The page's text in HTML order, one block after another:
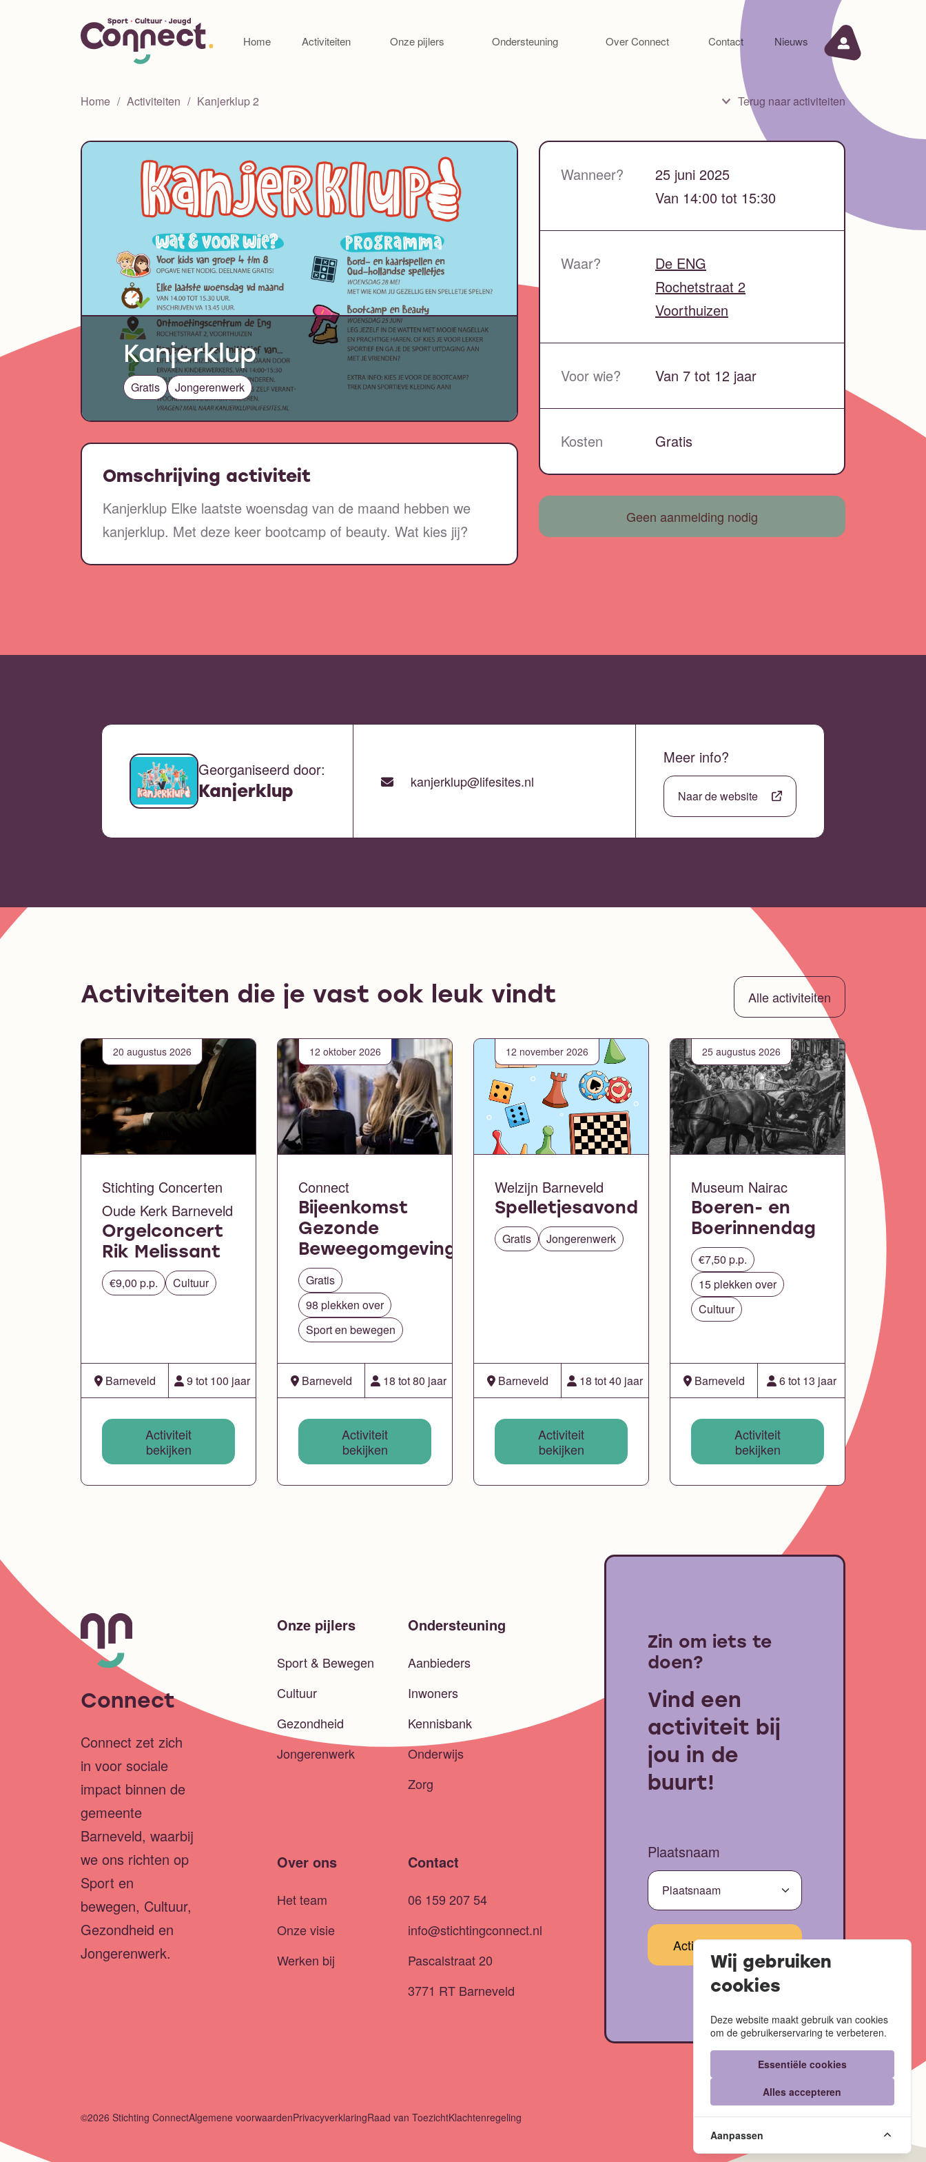
Home Activiteiten Onze pijlers Ondersteuning Over Connect Contact Nieuws
Home Activiteiten Kanjerklup 2 Terug naar activiteiten
Kanjerklup
Gratis Jongerenwerk
Omschrijving activiteit
Kanjerklup Elke laatste woensdag van de maand hebben we
kanjerklup. Met deze keer bootcamp of beauty. Wat kies jij?
Wanneer?
25 juni 2025
Van 14:00 tot 15:30
Waar?
De ENG
Rochetstraat 2
Voorthuizen
Voor wie? Van 7 tot 12 jaar
Kosten Gratis
Geen aanmelding nodig
Georganiseerd door:
Kanjerklup
kanjerklup@lifesites.nl
Meer info?
Naar de website
Activiteiten die je vast ook leuk vindt Alle activiteiten
20 augustus 2026
Stichting Concerten
Oude Kerk Barneveld
Orgelconcert
Rik Melissant
€9,00 p.p. Cultuur
Barneveld 9 tot 100 jaar
Activiteit
bekijken
12 oktober 2026
Connect
Bijeenkomst
Gezonde
Beweegomgeving
Gratis
98 plekken over
Sport en bewegen
Barneveld 18 tot 80 jaar
Activiteit
bekijken
12 november 2026
Welzijn Barneveld
Spelletjesavond
Gratis Jongerenwerk
Barneveld 18 tot 40 jaar
Activiteit
bekijken
25 augustus 2026
Museum Nairac
Boeren- en
Boerinnendag
€7,50 p.p.
15 plekken over
Cultuur
Barneveld 6 tot 13 jaar
Activiteit
bekijken
Connect
Connect zet zich
in voor sociale
impact binnen de
gemeente
Barneveld, waarbij
we ons richten op
Sport en
bewegen, Cultuur,
Gezondheid en
Jongerenwerk.
Onze pijlers
Sport & Bewegen
Cultuur
Gezondheid
Jongerenwerk
Ondersteuning
Aanbieders
Inwoners
Kennisbank
Onderwijs
Zorg
Over ons
Het team
Onze visie
Werken bij
Contact
06 159 207 54
info@stichtingconnect.nl
Pascalstraat 20
3771 RT Barneveld
Zin om iets te
doen?
Vind een
activiteit bij
jou in de
buurt!
Plaatsnaam
©2026 Stichting ConnectAlgemene voorwaardenPrivacyverklaringRaad van ToezichtKlachtenregeling Website doorCode Blauw
Wij gebruiken
cookies
Deze website maakt gebruik van cookies
om de gebruikerservaring te verbeteren.
Essentiële cookies
Alles accepteren
Aanpassen